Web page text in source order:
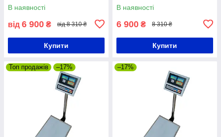
В наявності
від 6 900 ₴ від 8 310 ₴
Купити
В наявності
6 900 ₴ 8 310 ₴
Купити
Топ продажів –17% –17%